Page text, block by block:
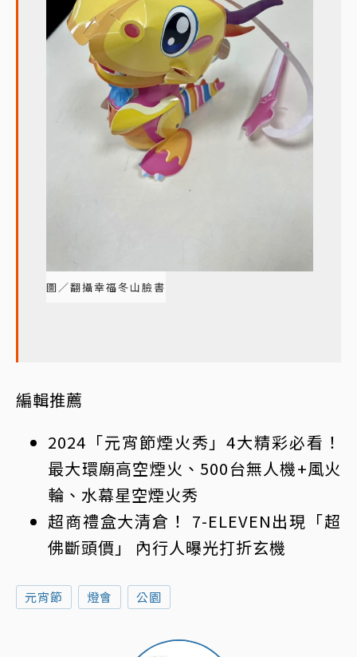
圖／翻攝幸福冬山臉書
編輯推薦
2024「元宵節煙火秀」4大精彩必看！
最大環廟高空煙火、500台無人機+風火
輪、水幕星空煙火秀
超商禮盒大清倉！ 7-ELEVEN出現「超
佛斷頭價」 內行人曝光打折玄機
元宵節 燈會 公園